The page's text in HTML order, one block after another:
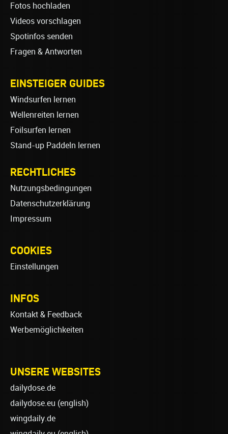
Fotos hochladen
Videos vorschlagen
Spotinfos senden
Fragen & Antworten
EINSTEIGER GUIDES
Windsurfen lernen
Wellenreiten lernen
Foilsurfen lernen
Stand-up Paddeln lernen
RECHTLICHES
Nutzungsbedingungen
Datenschutzerklärung
Impressum
COOKIES
Einstellungen
INFOS
Kontakt & Feedback
Werbemöglichkeiten
UNSERE WEBSITES
dailydose.de
dailydose.eu (english)
wingdaily.de